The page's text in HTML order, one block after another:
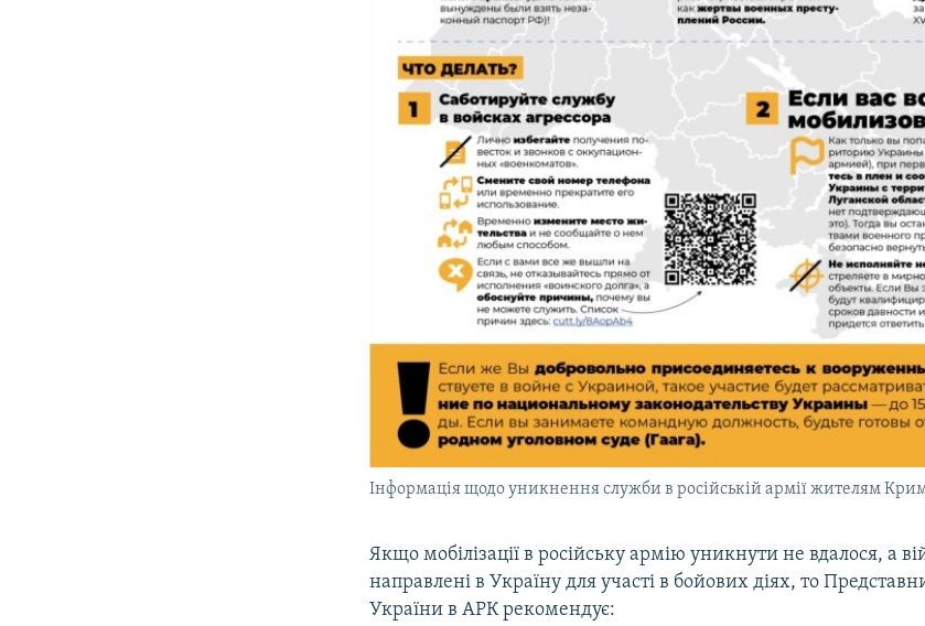
Інформація щодо уникнення служби в російській армії жителям
Якщо мобілізації в російську армію уникнути не вдалося, а
направлені в Україну для участі в бойових діях, то
України в АРК рекомендує: